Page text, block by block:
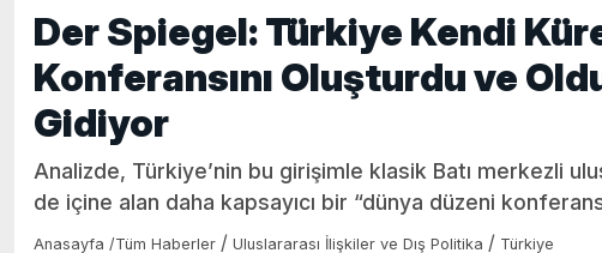
Der Spiegel: Türkiye Kendi
Konferansını Oluşturdu ve
Gidiyor
Analizde, Türkiye’nin bu girişimle klasik Batı merkezli
de içine alan daha kapsayıcı bir “dünya düzeni
Anasayfa /Tüm Haberler / Uluslararası İlişkiler ve Dış Politika / Türkiye